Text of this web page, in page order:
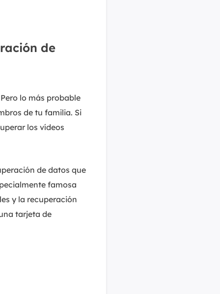
de
lo más probable
de tu familia. Si
los vídeos
de datos que
famosa
y la recuperación
tarjeta de